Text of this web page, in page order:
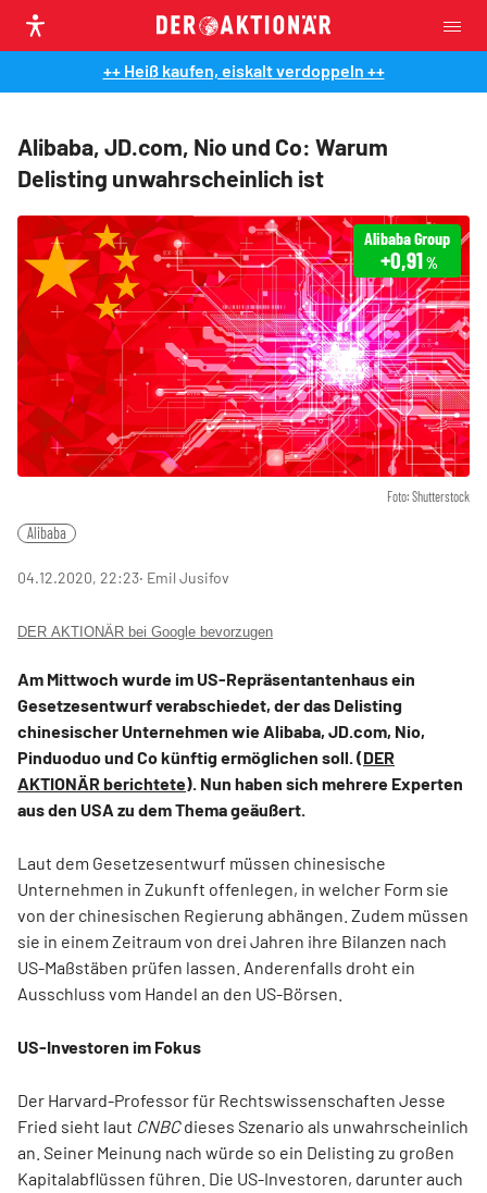
++ Heiß kaufen, eiskalt verdoppeln ++
Alibaba, JD.com, Nio und Co: Warum
Delisting unwahrscheinlich ist
Foto: Shutterstock
Alibaba Group
+0,91%
Alibaba
04.12.2020, 22:23‧ Emil Jusifov
DER AKTIONÄR bei Google bevorzugen
Am Mittwoch wurde im US-Repräsentantenhaus ein
Gesetzesentwurf verabschiedet, der das Delisting
chinesischer Unternehmen wie Alibaba, JD.com, Nio,
Pinduoduo und Co künftig ermöglichen soll. (DER
AKTIONÄR berichtete). Nun haben sich mehrere Experten
aus den USA zu dem Thema geäußert.
Laut dem Gesetzesentwurf müssen chinesische
Unternehmen in Zukunft offenlegen, in welcher Form sie
von der chinesischen Regierung abhängen. Zudem müssen
sie in einem Zeitraum von drei Jahren ihre Bilanzen nach
US-Maßstäben prüfen lassen. Anderenfalls droht ein
Ausschluss vom Handel an den US-Börsen.
US-Investoren im Fokus
Der Harvard-Professor für Rechtswissenschaften Jesse
Fried sieht laut CNBCdieses Szenario als unwahrscheinlich
an. Seiner Meinung nach würde so ein Delisting zu großen
Kapitalabflüssen führen. Die US-Investoren, darunter auch